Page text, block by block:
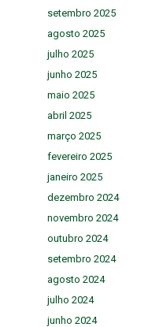
setembro 2025
agosto 2025
julho 2025
junho 2025
maio 2025
abril 2025
março 2025
fevereiro 2025
janeiro 2025
dezembro 2024
novembro 2024
outubro 2024
setembro 2024
agosto 2024
julho 2024
junho 2024